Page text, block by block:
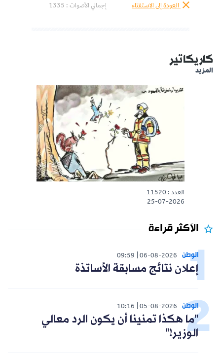
العودة إلى الاستفتاء إجمالي الأصوات : 1335
كاريكاتير
المزيد
العدد : 11520
25-07-2026
الأكثر قراءة
الوطن 06-08-2026
09:59
إعلان نتائج مسابقة الأساتذة
الوطن 05-08-2026
10:16
"ما هكذا تمنينا أن يكون الرد معالي
الوزير!"